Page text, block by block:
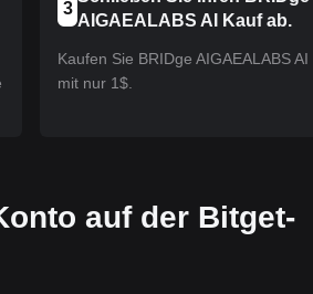
3
AIGAEALABS AI Kauf ab.
Kaufen Sie BRIDge AIGAEALABS AI
mit nur 1$.
auf der Bitget-